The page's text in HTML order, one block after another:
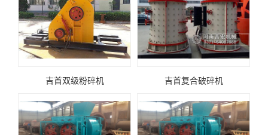
吉首双级粉碎机 吉首复合破碎机